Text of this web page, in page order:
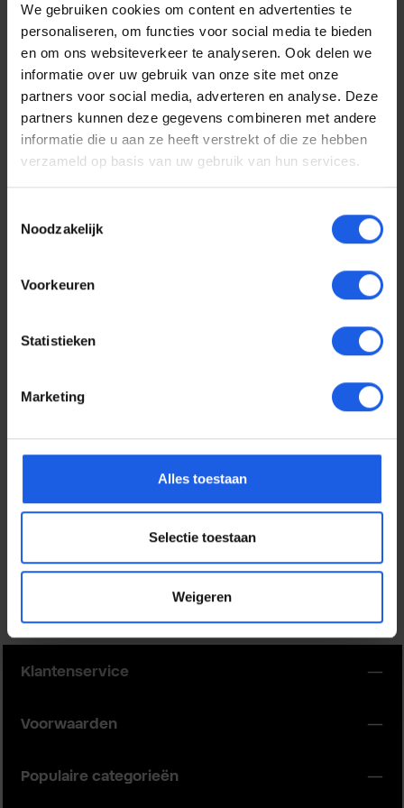
We gebruiken cookies om content en advertenties te
personaliseren, om functies voor social media te bieden
en om ons websiteverkeer te analyseren. Ook delen we
informatie over uw gebruik van onze site met onze
partners voor social media, adverteren en analyse. Deze
partners kunnen deze gegevens combineren met andere
informatie die u aan ze heeft verstrekt of die ze hebben
verzameld op basis van uw gebruik van hun services.
Noodzakelijk
Voorkeuren
Statistieken
Marketing
Alles toestaan
Selectie toestaan
Weigeren
Meestal geleverd binnen 1-2 werkdagen.
Verzendkosten
Bestellingen boven de €25,- worden gratis verzonden
binnen Nederland.
Voor bestellingen onder de €25,- geldt een verzendtarief
van €3,95 binnen Nederland.
Zodra je bestelling is verzonden, ontvang je een e-mail met
een track & trace, zodat je het pakket kunt volgen. Je
Bestellingen worden geleverd op het adres dat is
gegevens zorgvuldig om vertragingen te voorkomen.
afgedragen aan [Auvibel (België) / Stichting de Thuiskopie
rechthebbenden voor het kopiëren van muziek, films en
andere media voor privégebruik. Voor alle producten op
prijzen.
Klantenservice
Voorwaarden
Populaire categorieën